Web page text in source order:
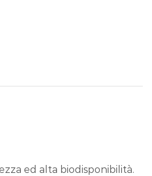
ed alta biodisponibilità.